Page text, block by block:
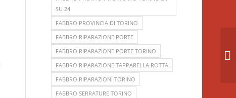
SU 24
FABBRO PROVINCIA DI TORINO
FABBRO RIPARAZIONE PORTE
FABBRO RIPARAZIONE PORTE TORINO
FABBRO RIPARAZIONE TAPPARELLA ROTTA
FABBRO RIPARAZIONI TORINO
FABBRO SERRATURE TORINO